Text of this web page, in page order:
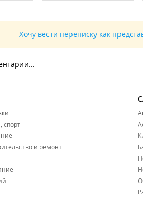
Хочу вести переписку как
спорт
и ремонт